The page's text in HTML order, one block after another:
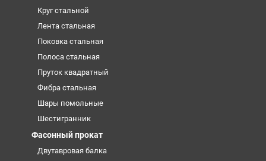
Круг стальной
Лента стальная
Поковка стальная
Полоса стальная
Пруток квадратный
Фибра стальная
Шары помольные
Шестигранник
Фасонный прокат
Двутавровая балка